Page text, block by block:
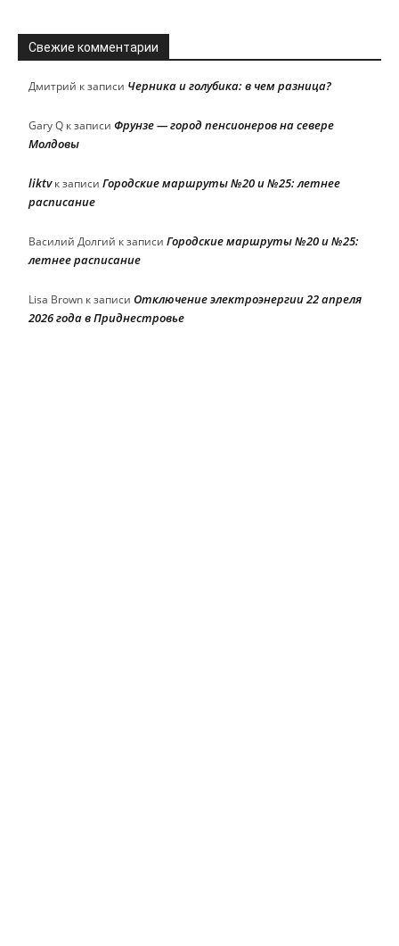
Свежие комментарии
Дмитрий к записи Черника и голубика: в чем разница?
Gary Q к записи Фрунзе — город пенсионеров на севере
Молдовы
liktvк записи Городские маршруты №20 и №25: летнее
расписание
Василий Долгий к записи Городские маршруты №20 и №25:
летнее расписание
Lisa Brown к записи Отключение электроэнергии 22 апреля
2026 года в Приднестровье